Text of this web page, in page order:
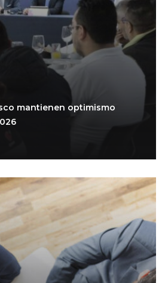
mantienen optimismo